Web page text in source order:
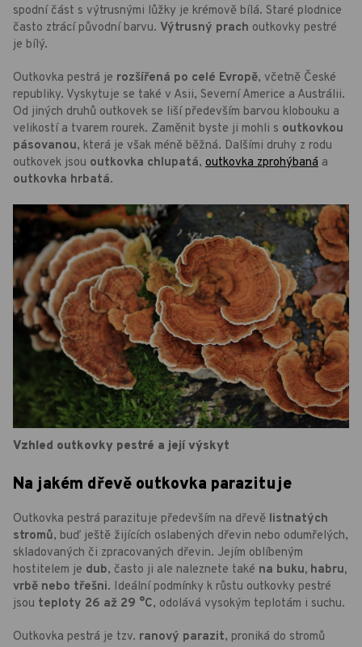
spodní část s výtrusnými lůžky je krémově bílá. Staré plodnice
často ztrácí původní barvu. Výtrusný prach outkovky pestré
je bílý.
Outkovka pestrá je rozšířená po celé Evropě, včetně České
republiky. Vyskytuje se také v Asii, Severní Americe a Austrálii.
Od jiných druhů outkovek se liší především barvou klobouku a
velikostí a tvarem rourek. Zaměnit byste ji mohli s outkovkou
pásovanou, která je však méně běžná. Dalšími druhy z rodu
outkovek jsou outkovka chlupatá, outkovka zprohýbaná a
outkovka hrbatá.
Vzhled outkovky pestré a její výskyt
Na jakém dřevě outkovka parazituje
Outkovka pestrá parazituje především na dřevě listnatých
stromů, buď ještě žijících oslabených dřevin nebo odumřelých,
skladovaných či zpracovaných dřevin. Jejím oblíbeným
hostitelem je dub, často ji ale naleznete také na buku, habru,
vrbě nebo třešni. Ideální podmínky k růstu outkovky pestré
jsou teploty 26 až 29 °C, odolává vysokým teplotám i suchu.
Outkovka pestrá je tzv. ranový parazit, proniká do stromů